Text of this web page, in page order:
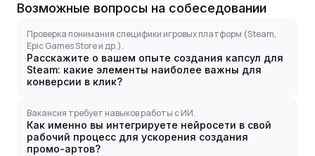
Возможные вопросы на собеседовании
Проверка понимания специфики игровых платформ (Steam,
Epic Games Store и др.).
Расскажите о вашем опыте создания капсул для
Steam: какие элементы наиболее важны для
конверсии в клик?
Вакансия требует навыков работы с ИИ.
Как именно вы интегрируете нейросети в свой
рабочий процесс для ускорения создания
промо-артов?